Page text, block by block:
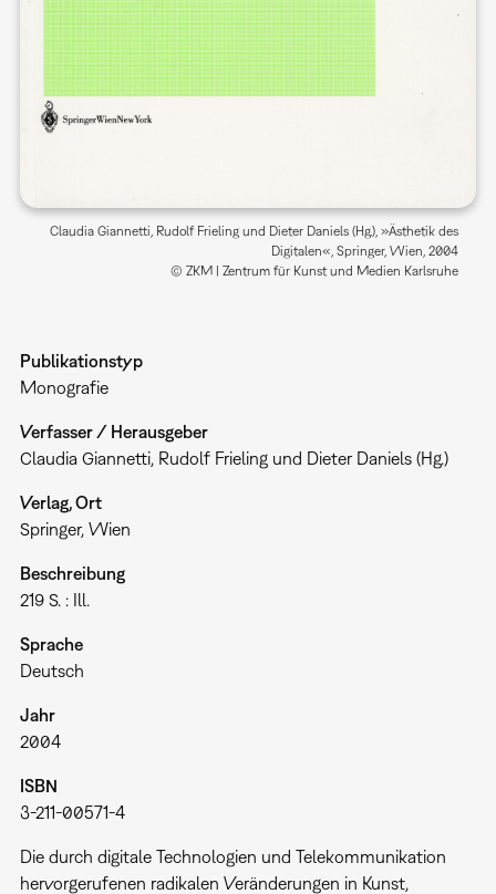
Claudia Giannetti, Rudolf Frieling und Dieter Daniels (Hg.), »Ästhetik des
Digitalen«, Springer, Wien, 2004
© ZKM | Zentrum für Kunst und Medien Karlsruhe
Publikationstyp
Monografie
Verfasser / Herausgeber
Claudia Giannetti, Rudolf Frieling und Dieter Daniels (Hg.)
Verlag, Ort
Springer, Wien
Beschreibung
219 S. : Ill.
Sprache
Deutsch
Jahr
2004
ISBN
3-211-00571-4
Die durch digitale Technologien und Telekommunikation
hervorgerufenen radikalen Veränderungen in Kunst,